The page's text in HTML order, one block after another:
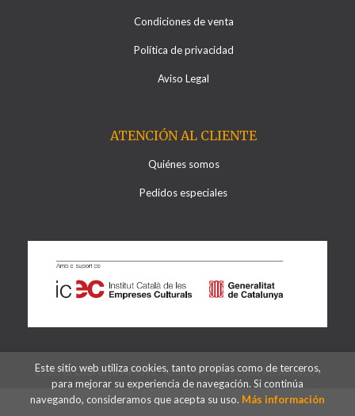
Condiciones de venta
Política de privacidad
Aviso Legal
ATENCIÓN AL CLIENTE
Quiénes somos
Pedidos especiales
2026 ©Llibreria Al·lots. Todos los Derechos Reservados
Este sitio web utiliza cookies, tanto propias como de terceros,
para mejorar su experiencia de navegación. Si continúa
navegando, consideramos que acepta su uso. Más información